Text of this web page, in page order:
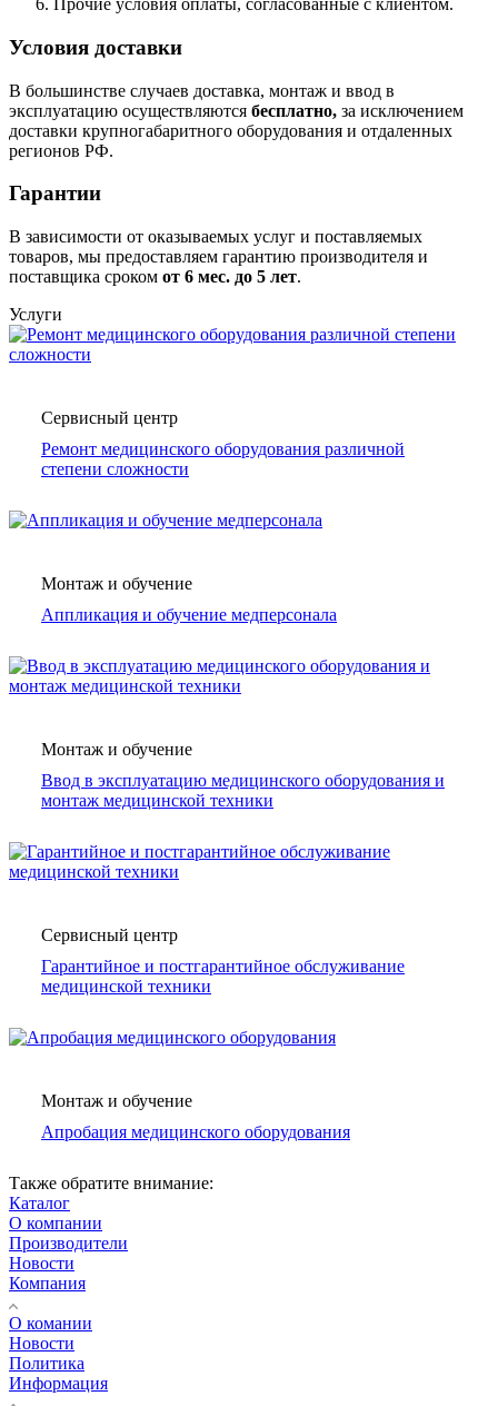
Прочие условия оплаты, согласованные с клиентом.
Условия доставки
В большинстве случаев доставка, монтаж и ввод в
эксплуатацию осуществляются бесплатно, за исключением
доставки крупногабаритного оборудования и отдаленных
регионов РФ.
Гарантии
В зависимости от оказываемых услуг и поставляемых
товаров, мы предоставляем гарантию производителя и
поставщика сроком от 6 мес. до 5 лет.
Услуги
Сервисный центр
Ремонт медицинского оборудования различной
степени сложности
Монтаж и обучение
Аппликация и обучение медперсонала
Монтаж и обучение
Ввод в эксплуатацию медицинского оборудования и
монтаж медицинской техники
Сервисный центр
Гарантийное и постгарантийное обслуживание
медицинской техники
Монтаж и обучение
Апробация медицинского оборудования
Также обратите внимание:
Каталог
О компании
Производители
Новости
Компания
О комании
Новости
Политика
Информация